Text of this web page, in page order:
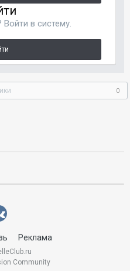
Войти в систему.
0
Реклама
Community